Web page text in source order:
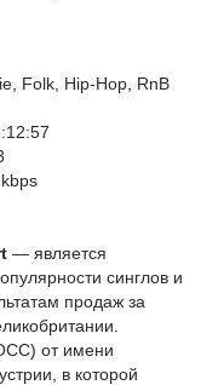
Folk, Hip-Hop, RnB
— является
синглов и
продаж за
от имени
в которой